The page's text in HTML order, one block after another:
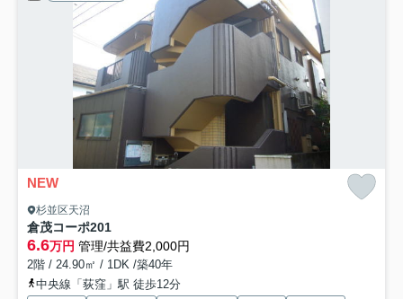
NEW
杉並区天沼
倉茂コーポ201
6.6万円 管理/共益費2,000円
2階 / 24.90㎡ / 1DK /築40年
中央線「荻窪」駅 徒歩12分